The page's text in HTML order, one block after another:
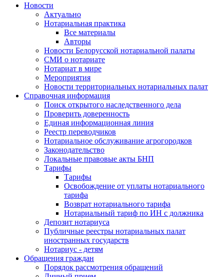
Новости
Актуально
Нотариальная практика
Все материалы
Авторы
Новости Белорусской нотариальной палаты
СМИ о нотариате
Нотариат в мире
Мероприятия
Новости территориальных нотариальных палат
Справочная информация
Поиск открытого наследственного дела
Проверить доверенность
Единая информационная линия
Реестр переводчиков
Нотариальное обслуживание агрогородков
Законодательство
Локальные правовые акты БНП
Тарифы
Тарифы
Освобождение от уплаты нотариального
тарифа
Возврат нотариального тарифа
Нотариальный тариф по ИН с должника
Депозит нотариуса
Публичные реестры нотариальных палат
иностранных государств
Нотариус - детям
Обращения граждан
Порядок рассмотрения обращений